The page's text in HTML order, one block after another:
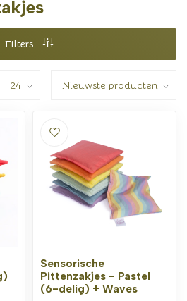
Filters
Sensorische
Pittenzakjes - Pastel
(6-delig) + Waves